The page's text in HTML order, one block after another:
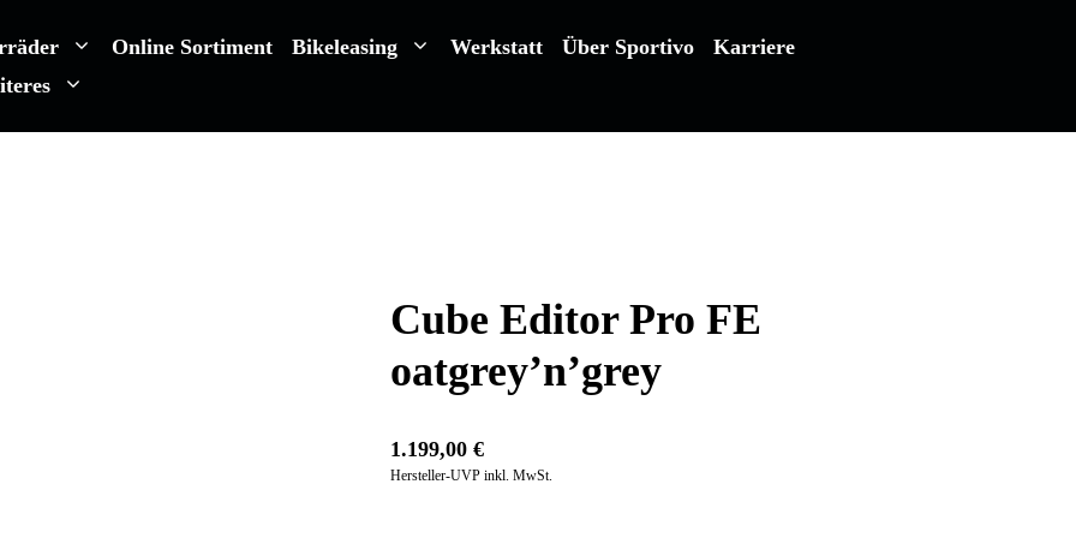
Online Sortiment Bikeleasing Werkstatt Über Sportivo
Karriere
Cube Editor Pro FE
oatgrey’n’grey
1.199,00 €
Hersteller-UVP inkl. MwSt.